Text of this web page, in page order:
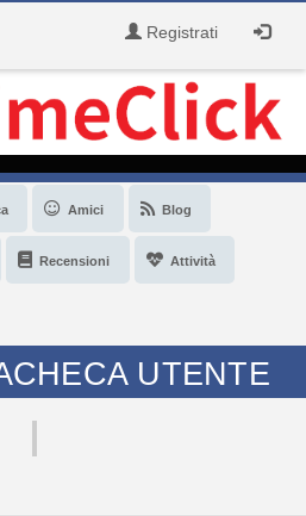
Registrati
Amici Blog
Recensioni Attività
UTENTE